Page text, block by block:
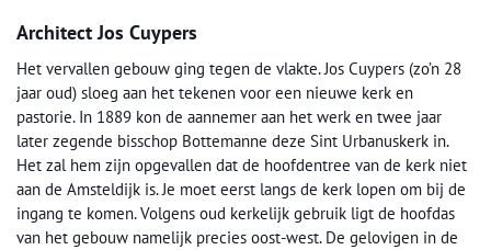
Architect Jos Cuypers
Het vervallen gebouw ging tegen de vlakte. Jos Cuypers (zo’n 28
jaar oud) sloeg aan het tekenen voor een nieuwe kerk en
pastorie. In 1889 kon de aannemer aan het werk en twee jaar
later zegende bisschop Bottemanne deze Sint Urbanuskerk in.
Het zal hem zijn opgevallen dat de hoofdentree van de kerk niet
aan de Amsteldijk is. Je moet eerst langs de kerk lopen om bij de
ingang te komen. Volgens oud kerkelijk gebruik ligt de hoofdas
van het gebouw namelijk precies oost-west. De gelovigen in de